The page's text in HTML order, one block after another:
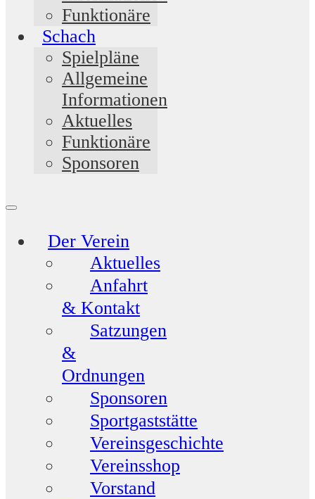
Funktionäre
Schach
Spielpläne
Allgemeine
Informationen
Aktuelles
Funktionäre
Sponsoren
Der Verein
Aktuelles
Anfahrt
& Kontakt
Satzungen
&
Ordnungen
Sponsoren
Sportgaststätte
Vereinsgeschichte
Vereinsshop
Vorstand